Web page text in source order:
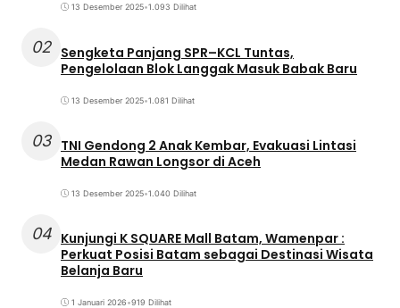
13 Desember 2025•1.093 Dilihat
02 Sengketa Panjang SPR–KCL Tuntas,
Pengelolaan Blok Langgak Masuk Babak Baru
13 Desember 2025•1.081 Dilihat
03 TNI Gendong 2 Anak Kembar, Evakuasi Lintasi
Medan Rawan Longsor di Aceh
13 Desember 2025•1.040 Dilihat
04 Kunjungi K SQUARE Mall Batam, Wamenpar :
Perkuat Posisi Batam sebagai Destinasi Wisata
Belanja Baru
1 Januari 2026•919 Dilihat